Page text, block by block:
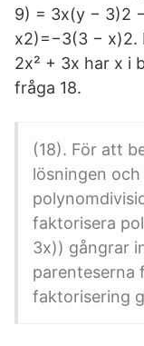
9) = 3x(y − 3)2
x2)=−3(3 − x)2.
2x² + 3x har x i
fråga 18.
(18). För att
lösningen
faktorisera
3x)) gångrar
parenteserna
faktorisering